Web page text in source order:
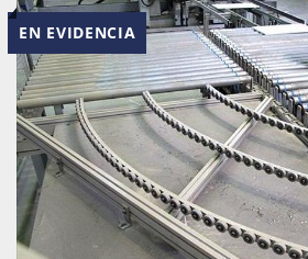
EN EVIDENCIA